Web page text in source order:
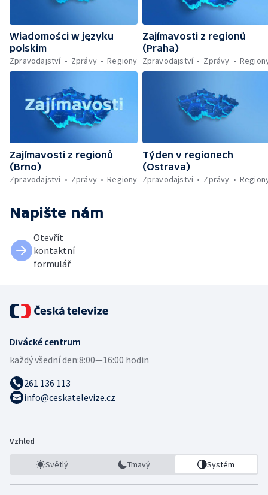
Wiadomości w języku
polskim
Zpravodajství
Zprávy Regiony
Zajímavosti z regionů
(Praha)
Zpravodajství
Zprávy
Zajímavosti z regionů
(Brno)
Zpravodajství
Zprávy Regiony
Týden v regionech
(Ostrava)
Zpravodajství
Zprávy
Napište nám
Otevřít
kontaktní
formulář
Divácké centrum
každý všední den:8:00—16:00 hodin
261 136 113
info@ceskatelevize.cz
Vzhled
Světlý Tmavý Systém